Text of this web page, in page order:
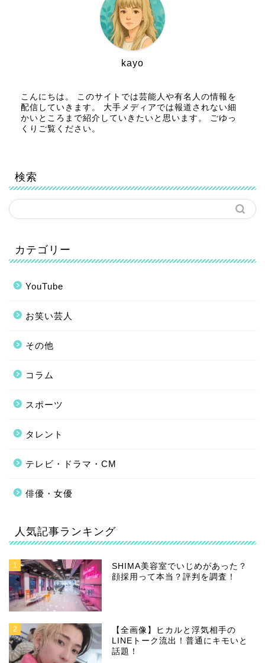
kayo
こんにちは。 このサイトでは芸能人や有名人の情報を
配信していきます。 大手メディアでは報道されない細
かいところまで紹介していきたいと思います。 ごゆっ
くりご覧ください。
検索
カテゴリー
YouTube
お笑い芸人
その他
コラム
スポーツ
タレント
テレビ・ドラマ・CM
俳優・女優
人気記事ランキング
1
SHIMA美容室でいじめがあった？
顔採用って本当？評判を調査！
2
【全画像】ヒカルと浮気相手の
LINEトーク流出！普通にキモいと
話題！